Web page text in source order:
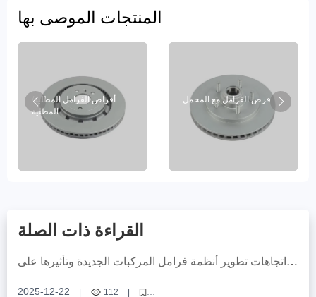
المنتجات الموصى بها
أقراص الفرامل المطلية/
المطلية
قرص الفرامل مع المحمل
القراءة ذات الصلة
اتجاهات تطوير أنظمة فرامل المركبات الجديدة وتأثيرها على
2025-12-22 112